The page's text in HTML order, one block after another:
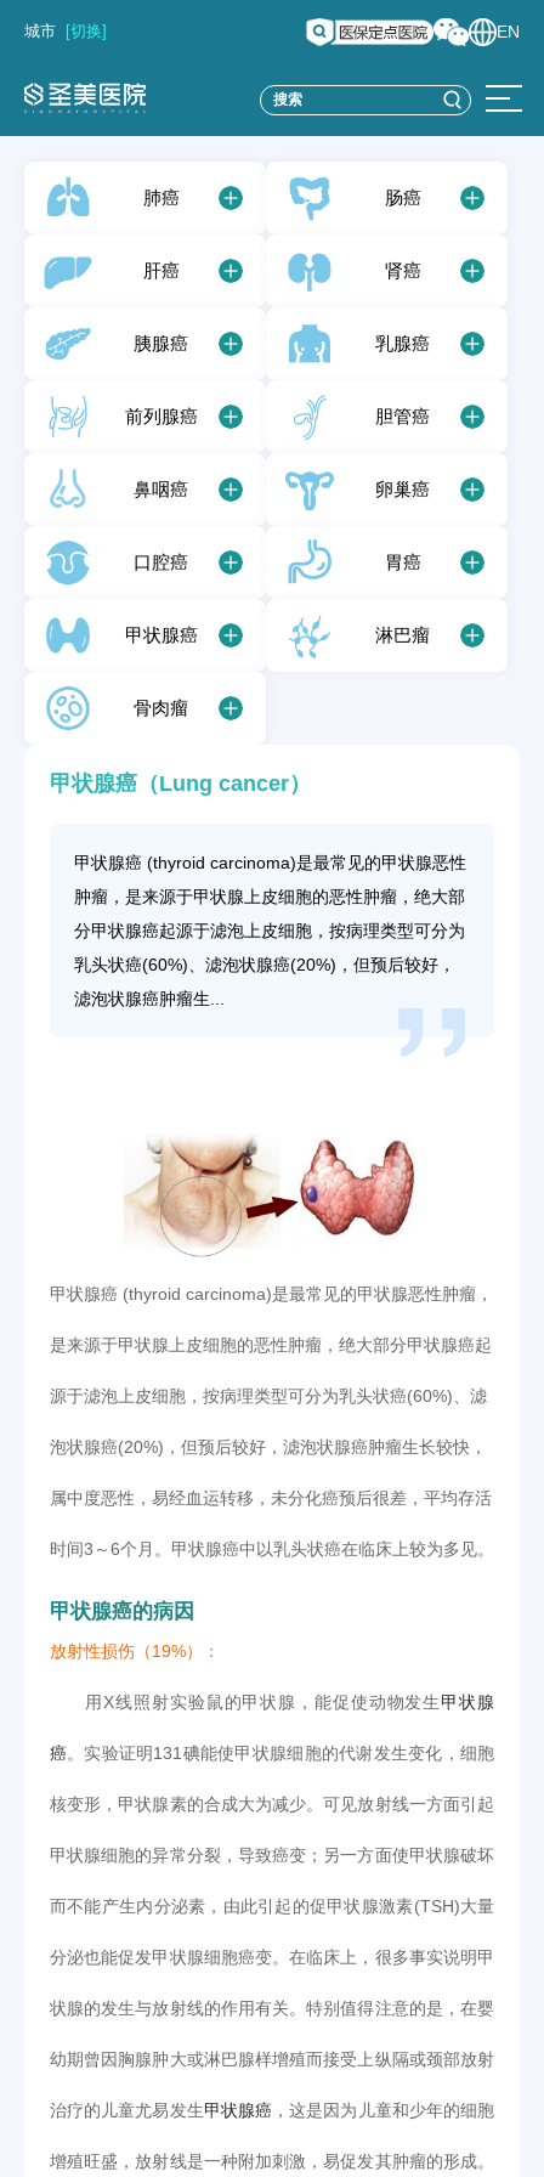
城市 [切换] EN
肺癌 肠癌
肝癌 肾癌
胰腺癌 乳腺癌
前列腺癌 胆管癌
鼻咽癌 卵巢癌
口腔癌 胃癌
甲状腺癌 淋巴瘤
骨肉瘤
甲状腺癌（Lung cancer）
甲状腺癌 (thyroid carcinoma)是最常见的甲状腺恶性
肿瘤，是来源于甲状腺上皮细胞的恶性肿瘤，绝大部
分甲状腺癌起源于滤泡上皮细胞，按病理类型可分为
乳头状癌(60%)、滤泡状腺癌(20%)，但预后较好，
滤泡状腺癌肿瘤生...
甲状腺癌 (thyroid carcinoma)是最常见的甲状腺恶性肿瘤，
是来源于甲状腺上皮细胞的恶性肿瘤，绝大部分甲状腺癌起
源于滤泡上皮细胞，按病理类型可分为乳头状癌(60%)、滤
泡状腺癌(20%)，但预后较好，滤泡状腺癌肿瘤生长较快，
属中度恶性，易经血运转移，未分化癌预后很差，平均存活
时间3～6个月。甲状腺癌中以乳头状癌在临床上较为多见。
甲状腺癌的病因
放射性损伤（19%）：
用X线照射实验鼠的甲状腺，能促使动物发生甲状腺
癌。实验证明131碘能使甲状腺细胞的代谢发生变化，细胞
核变形，甲状腺素的合成大为减少。可见放射线一方面引起
甲状腺细胞的异常分裂，导致癌变；另一方面使甲状腺破坏
而不能产生内分泌素，由此引起的促甲状腺激素(TSH)大量
分泌也能促发甲状腺细胞癌变。在临床上，很多事实说明甲
状腺的发生与放射线的作用有关。特别值得注意的是，在婴
幼期曾因胸腺肿大或淋巴腺样增殖而接受上纵隔或颈部放射
治疗的儿童尤易发生甲状腺癌 ，这是因为儿童和少年的细胞
增殖旺盛，放射线是一种附加刺激，易促发其肿瘤的形成。